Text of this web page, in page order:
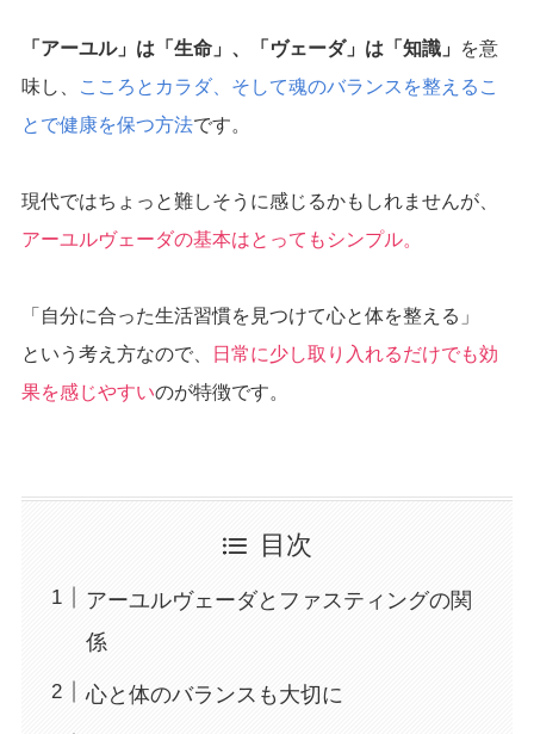
「アーユル」は「生命」、「ヴェーダ」は「知識」
を意
味し、
こころとカラダ、そして魂のバランスを整えるこ
とで健康を保つ方法です。
現代ではちょっと難しそうに感じるかもしれませんが、
アーユルヴェーダの基本はとってもシンプル。
「自分に合った生活習慣を見つけて心と体を整える」
という考え方なので、
日常に少し取り入れるだけでも効
果を感じやすいのが特徴です。
目次
アーユルヴェーダとファスティングの関
係
心と体のバランスも大切に